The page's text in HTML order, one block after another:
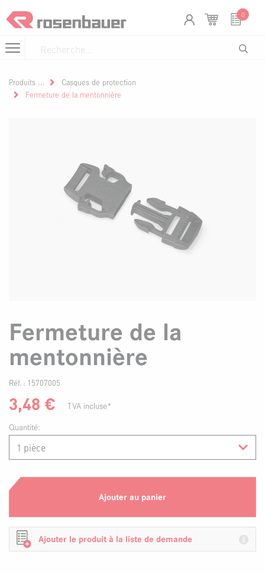
0
Produits
Casques de protection
Fermeture de la mentonnière
Fermeture de la
mentonnière
Réf. : 15707005
3,48 €
TVA incluse*
Quantité:
Ajouter au panier
Ajouter le produit à la liste de demande